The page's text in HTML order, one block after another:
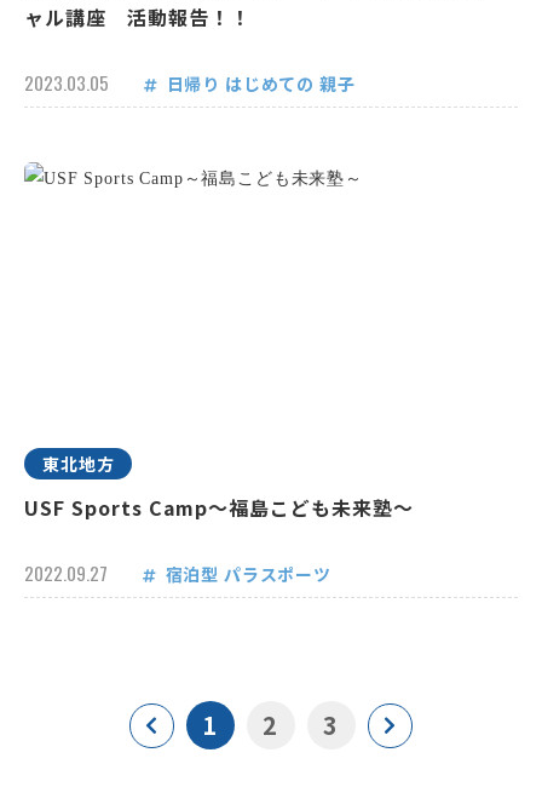
ャル講座 活動報告！！
2023.03.05 日帰り はじめての 親子
東北地方
USF Sports Camp～福島こども未来塾～
2022.09.27 宿泊型 パラスポーツ
1 2 3